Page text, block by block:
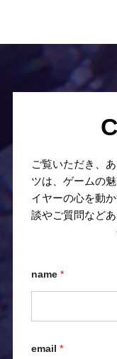
ご覧いただき、
ツは、ゲームの
イヤーの心を動
談やご質問など
name*
email*